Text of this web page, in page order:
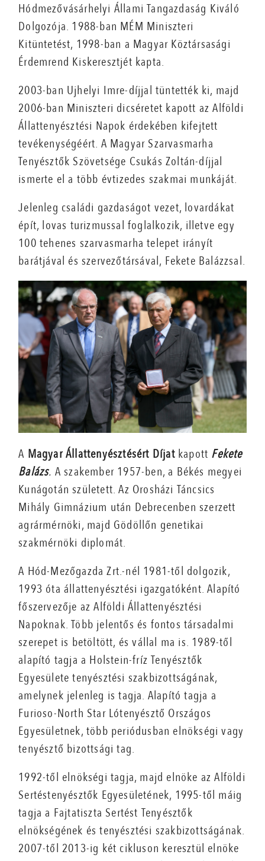
Hódmezővásárhelyi Állami Tangazdaság Kiváló
Dolgozója. 1988-ban MÉM Miniszteri
Kitüntetést, 1998-ban a Magyar Köztársasági
Érdemrend Kiskeresztjét kapta.
2003-ban Ujhelyi Imre-díjjal tüntették ki, majd
2006-ban Miniszteri dicséretet kapott az Alföldi
Állattenyésztési Napok érdekében kifejtett
tevékenységéért. A Magyar Szarvasmarha
Tenyésztők Szövetsége Csukás Zoltán-díjjal
ismerte el a több évtizedes szakmai munkáját.
Jelenleg családi gazdaságot vezet, lovardákat
épít, lovas turizmussal foglalkozik, illetve egy
100 tehenes szarvasmarha telepet irányít
barátjával és szervezőtársával, Fekete Balázzsal.
A Magyar Állattenyésztésért Díjatkapott Fekete
Balázs. A szakember 1957-ben, a Békés megyei
Kunágotán született. Az Orosházi Táncsics
Mihály Gimnázium után Debrecenben szerzett
agrármérnöki, majd Gödöllőn genetikai
szakmérnöki diplomát.
A Hód-Mezőgazda Zrt.-nél 1981-től dolgozik,
1993 óta állattenyésztési igazgatóként. Alapító
főszervezője az Alföldi Állattenyésztési
Napoknak. Több jelentős és fontos társadalmi
szerepet is betöltött, és vállal ma is. 1989-től
alapító tagja a Holstein-fríz Tenyésztők
Egyesülete tenyésztési szakbizottságának,
amelynek jelenleg is tagja. Alapító tagja a
Furioso-North Star Lótenyésztő Országos
Egyesületnek, több periódusban elnökségi vagy
tenyésztő bizottsági tag.
1992-től elnökségi tagja, majd elnöke az Alföldi
Sertéstenyésztők Egyesületének, 1995-től máig
tagja a Fajtatiszta Sertést Tenyésztők
elnökségének és tenyésztési szakbizottságának.
2007-től 2013-ig két cikluson keresztül elnöke